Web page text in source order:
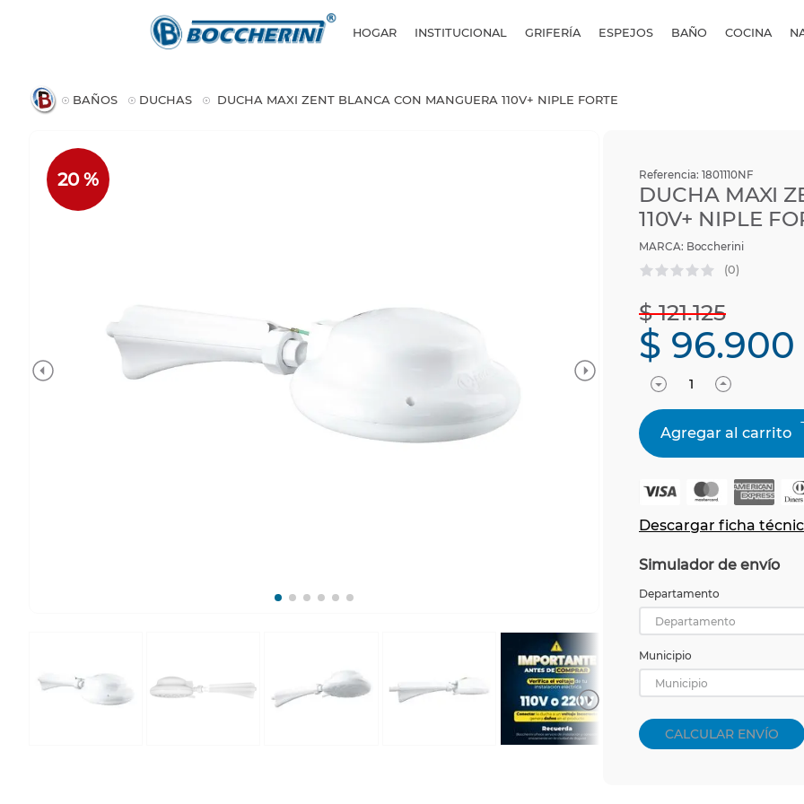
HOGAR INSTITUCIONAL GRIFERÍA ESPEJOS BAÑO COCINA
BAÑOS DUCHAS DUCHA MAXI ZENT BLANCA CON MANGUERA 110V+ NIPLE FORTE
20 % Referencia: 1801110NF
DUCHA MAXI
110V+ NIPLE
Boccherini
(0)
$ 121.125
$ 96.900
Descargar ficha
Simulador de envío
Departamento
Departamento
Municipio
Municipio
CALCULAR ENVÍO